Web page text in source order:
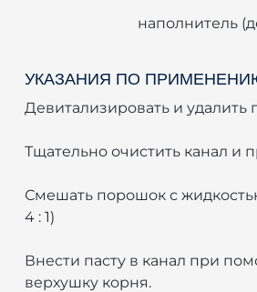
наполнитель
УКАЗАНИЯ ПО
Девитализировать и удалить
Тщательно очистить канал и
Смешать порошок с
4 : 1)
Внести пасту в канал при
верхушку корня.